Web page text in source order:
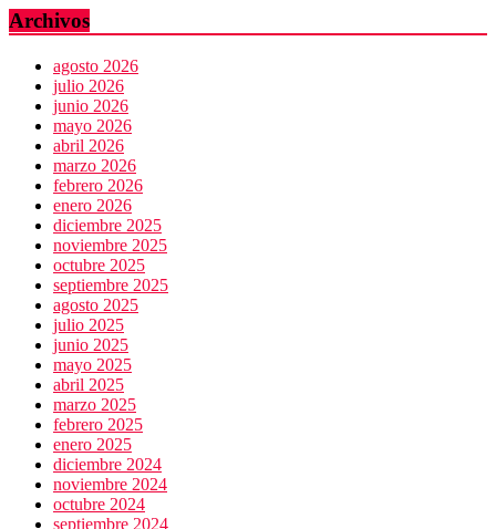
Archivos
agosto 2026
julio 2026
junio 2026
mayo 2026
abril 2026
marzo 2026
febrero 2026
enero 2026
diciembre 2025
noviembre 2025
octubre 2025
septiembre 2025
agosto 2025
julio 2025
junio 2025
mayo 2025
abril 2025
marzo 2025
febrero 2025
enero 2025
diciembre 2024
noviembre 2024
octubre 2024
septiembre 2024